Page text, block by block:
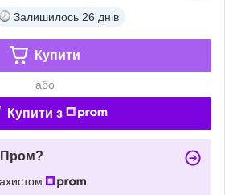
Залишилось 26 днів
Купити
або
Купити з
Пром?